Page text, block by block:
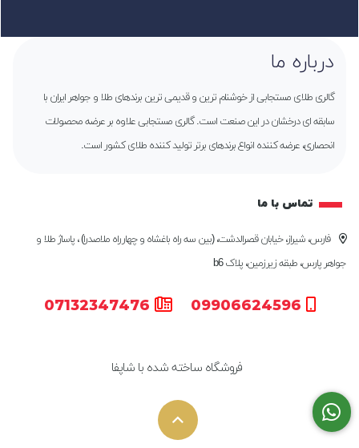
درباره ما
گالری طلای مستجابی از خوشنام ترین و قدیمی ترین برندهای طلا و جواهر ایران با
سابقه ای درخشان در این صنعت است. گالری مستجابی علاوه بر عرضه محصولات
انحصاری، عرضه کننده انواع برندهای برتر تولید کننده طلای کشور است.
تماس با ما
فارس، شیراز، خیابان قصرالدشت، (بین سه راه باغشاه و چهارراه ملاصدرا) ، پاساژ طلا و
جواهر پارس، طبقه زیرزمین، پلاک b6
فروشگاه ساخته شده با شاپفا